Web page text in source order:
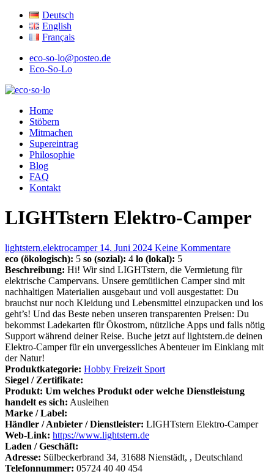
Deutsch
English
Français
eco-so-lo@posteo.de
Eco-So-Lo
eco·so·lo
Home
Stöbern
Mitmachen
Supereintrag
Philosophie
Blog
FAQ
Kontakt
LIGHTstern Elektro-Camper
lightstern.elektrocamper 14. Juni 2024 Keine Kommentare
eco (ökologisch): 5 so (sozial): 4 lo (lokal): 5
Beschreibung: Hi! Wir sind LIGHTstern, die Vermietung für
elektrische Campervans. Unsere gemütlichen Camper sind mit
nachhaltigen Materialien ausgebaut und voll ausgestattet: Du
brauchst nur noch Kleidung und Lebensmittel einzupacken und los
geht’s! Und das Beste neben unseren transparenten Preisen: Du
bekommst Ladekarten für Ökostrom, nützliche Apps und falls nötig
Support während deiner Reise. Buche jetzt auf lightstern.de deinen
Elektro-Camper für ein unvergessliches Abenteuer im Einklang mit
der Natur!
Produktkategorie: Hobby Freizeit Sport
Siegel / Zertifikate:
Produkt: Um welches Produkt oder welche Dienstleistung
handelt es sich: Ausleihen
Marke / Label:
Händler / Anbieter / Dienstleister: LIGHTstern Elektro-Camper
Web-Link: https://www.lightstern.de
Laden / Geschäft:
Adresse: Sülbeckerbrand 34, 31688 Nienstädt, , Deutschland
Telefonnummer: 05724 40 40 454